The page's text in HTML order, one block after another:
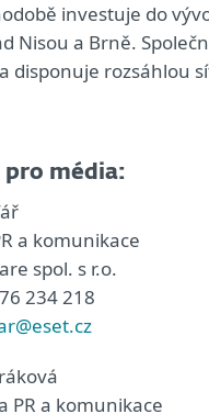
investuje do
Nisou a Brně.
disponuje rozsáhlou
pro média:
a komunikace
spol. s r.o.
234 218
PR a komunikace